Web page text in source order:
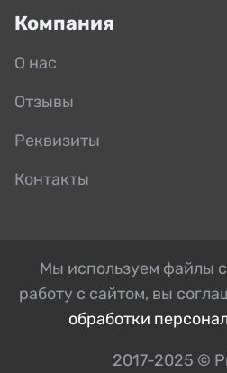
Компания
О нас
Отзывы
Реквизиты
Контакты
Мы используем файлы
работу с сайтом, вы
обработки
2017-2025 ©